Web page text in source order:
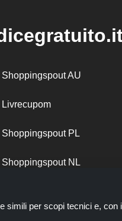
Shoppingspout AU
Livrecupom
Shoppingspout PL
Shoppingspout NL
simili per scopi tecnici e,